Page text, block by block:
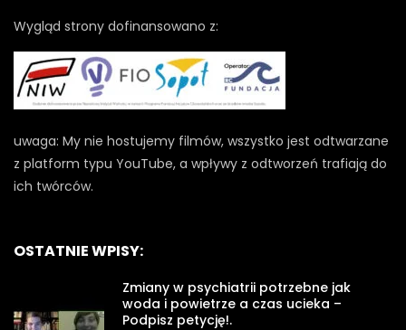
Wygląd strony dofinansowano z:
uwaga: My nie hostujemy filmów, wszystko jest odtwarzane
z platform typu YouTube, a wpływy z odtworzeń trafiają do
ich twórców.
OSTATNIE WPISY:
Zmiany w psychiatrii potrzebne jak
woda i powietrze a czas ucieka –
Podpisz petycję!.